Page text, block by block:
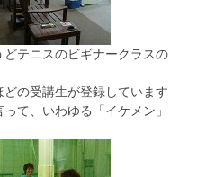
テニスのビギナークラスの
の受講生が登録しています
て、いわゆる「イケメン」